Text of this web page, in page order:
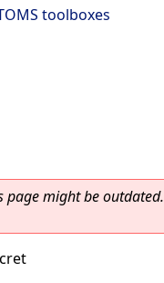
toolboxes
page might be outdated.